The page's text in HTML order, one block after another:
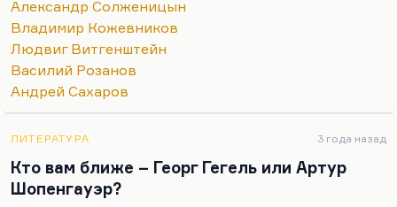
платья». Очень многие слова утратили смысл.
Витгенштейн их пытается отмыть, по-
самойловски:«Их протирают, как стекло, и в этом
наше ремесло».
Кожев (он же Кожевников). Интересен главным
образом потому, что он первым поставил вопрос,
а не была ли вся репрессивная система…
Александр Солженицын
Владимир Кожевников
Людвиг Витгенштейн
Василий Розанов
Андрей Сахаров
ЛИТЕРАТУРА 3 года назад
Кто вам ближе – Георг Гегель или Артур
Шопенгауэр?